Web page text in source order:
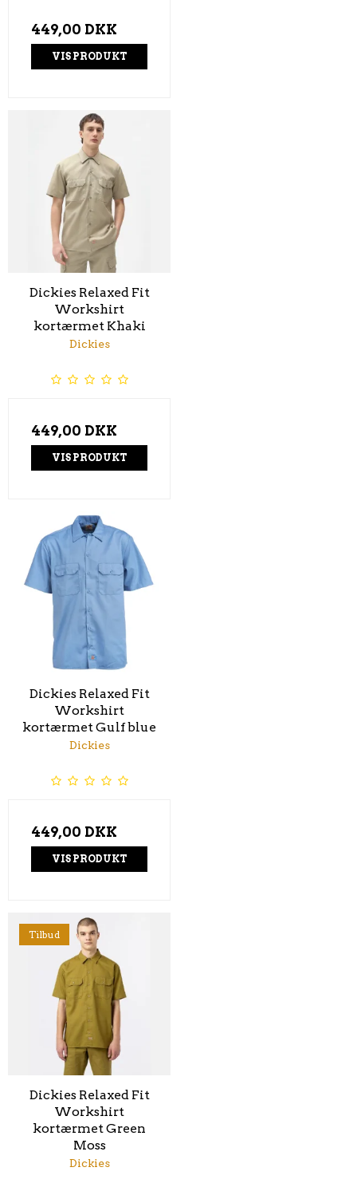
449,00 DKK
VIS PRODUKT
Dickies Relaxed Fit
Workshirt
kortærmet Khaki
Dickies
449,00 DKK
VIS PRODUKT
Dickies Relaxed Fit
Workshirt
kortærmet Gulf blue
Dickies
449,00 DKK
VIS PRODUKT
Tilbud
Dickies Relaxed Fit
Workshirt
kortærmet Green
Moss
Dickies